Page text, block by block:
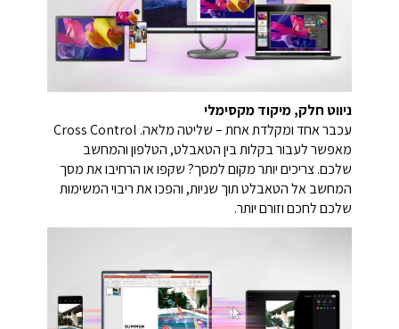
ניווט חלק, מיקוד מקסימלי
עכבר אחד ומקלדת אחת – שליטה מלאה. Cross Control
מאפשר לעבור בקלות בין הטאבלט, הטלפון והמחשב
שלכם.צריכים יותר מקום למסך?שקפו או הרחיבו את מסך
המחשב אל הטאבלט תוך שניות, והפכו את ריבוי המשימות
שלכם לחכם וזורם יותר.